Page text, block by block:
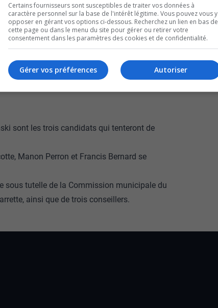
dernier, des élections
prochain, à
sont les trois candidats qui tenteront de
Manon Perron et Francis Bernard se
sous tutelle de la Commission municipale du
ainsi que de trois conseillers.
Certains fournisseurs sont susceptibles de traiter vos données à
caractère personnel sur la base de l'intérêt légitime. Vous pouvez vous y
opposer en gérant vos options ci-dessous. Recherchez un lien en bas de
cette page ou dans le menu du site pour gérer ou retirer votre
consentement dans les paramètres des cookies et de confidentialité.
Autoriser
Gérer vos préférences